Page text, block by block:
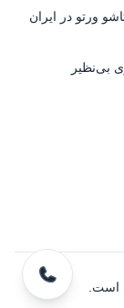
ورتو در ایران
است.